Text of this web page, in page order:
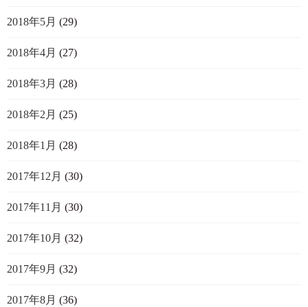
2018年5月 (29)
2018年4月 (27)
2018年3月 (28)
2018年2月 (25)
2018年1月 (28)
2017年12月 (30)
2017年11月 (30)
2017年10月 (32)
2017年9月 (32)
2017年8月 (36)